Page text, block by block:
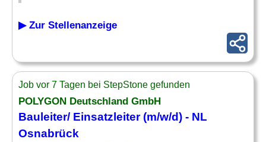
▶ Zur Stellenanzeige
Job vor 7 Tagen bei StepStone gefunden
POLYGON Deutschland GmbH
Bauleiter/ Einsatzleiter(m/w/d) - NL
Osnabrück